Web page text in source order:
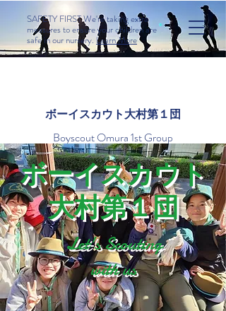
SAFETY FIRST We're taking extra
measures to ensure your children are
safe in our nursery. Learn More
​ボーイスカウト大村第１団
Boyscout Omura 1st Group
​ボーイスカウト
大村第１団
Let's Scouting
with us